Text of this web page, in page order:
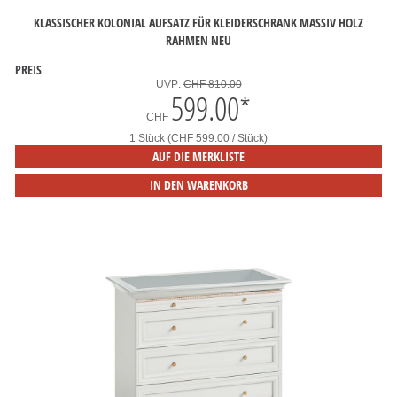
KLASSISCHER KOLONIAL AUFSATZ FÜR KLEIDERSCHRANK MASSIV HOLZ
RAHMEN NEU
PREIS
UVP:CHF 810.00
CHF 599.00*
1 Stück (CHF 599.00 / Stück)
AUF DIE MERKLISTE
IN DEN WARENKORB